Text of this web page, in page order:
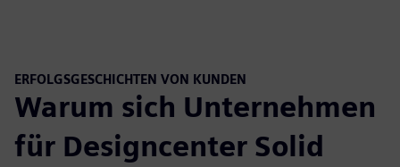
ERFOLGSGESCHICHTEN VON KUNDEN
Warum sich Unternehmen
für Designcenter Solid